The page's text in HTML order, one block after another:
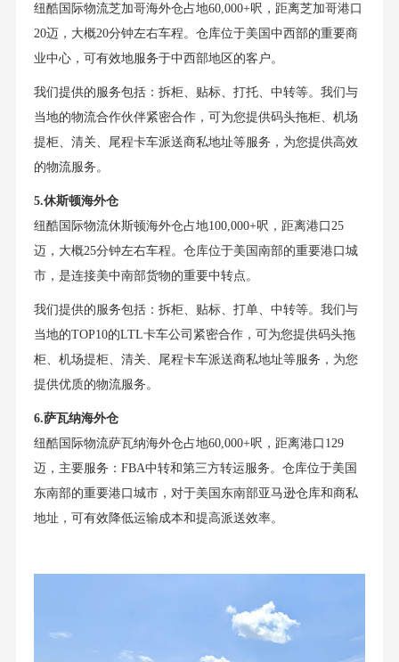
纽酷国际物流芝加哥海外仓占地60,000+呎，距离芝加哥港口
20迈，大概20分钟左右车程。仓库位于美国中西部的重要商
业中心，可有效地服务于中西部地区的客户。
我们提供的服务包括：拆柜、贴标、打托、中转等。我们与
当地的物流合作伙伴紧密合作，可为您提供码头拖柜、机场
提柜、清关、尾程卡车派送商私地址等服务，为您提供高效
的物流服务。
5.休斯顿海外仓
纽酷国际物流休斯顿海外仓占地100,000+呎，距离港口25
迈，大概25分钟左右车程。仓库位于美国南部的重要港口城
市，是连接美中南部货物的重要中转点。
我们提供的服务包括：拆柜、贴标、打单、中转等。我们与
当地的TOP10的LTL卡车公司紧密合作，可为您提供码头拖
柜、机场提柜、清关、尾程卡车派送商私地址等服务，为您
提供优质的物流服务。
6.萨瓦纳海外仓
纽酷国际物流萨瓦纳海外仓占地60,000+呎，距离港口129
迈，主要服务：FBA中转和第三方转运服务。仓库位于美国
东南部的重要港口城市，对于美国东南部亚马逊仓库和商私
地址，可有效降低运输成本和提高派送效率。